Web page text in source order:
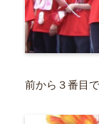
前から３番目で